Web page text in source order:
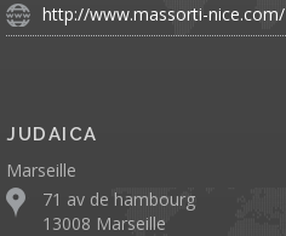
http://www.massorti-nice.com/
JUDAICA
Marseille
71 av de hambourg
13008 Marseille